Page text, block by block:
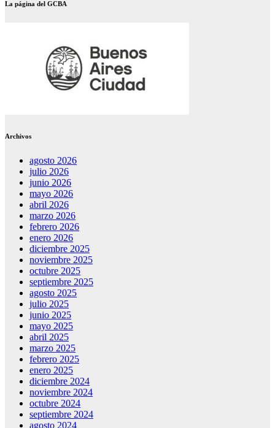
La página del GCBA
Archivos
agosto 2026
julio 2026
junio 2026
mayo 2026
abril 2026
marzo 2026
febrero 2026
enero 2026
diciembre 2025
noviembre 2025
octubre 2025
septiembre 2025
agosto 2025
julio 2025
junio 2025
mayo 2025
abril 2025
marzo 2025
febrero 2025
enero 2025
diciembre 2024
noviembre 2024
octubre 2024
septiembre 2024
agosto 2024